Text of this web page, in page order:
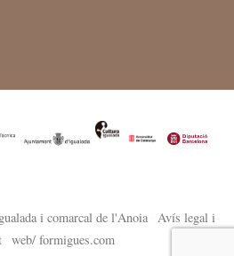
i comarcal de l'Anoia Avís legal i
web/ formigues.com